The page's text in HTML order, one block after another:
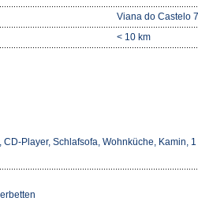
Viana do Castelo
< 10 km
Player, Schlafsofa, Wohnküche, Kamin,